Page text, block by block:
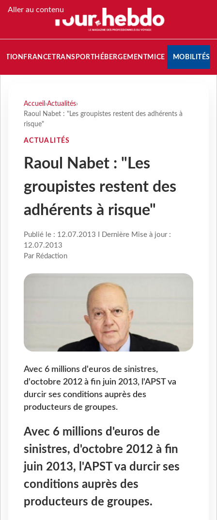
Aller au contenu
FRANCETRANSPORT HÉBERGEMENTMICE MOBILITÉS
Accueil ›Actualités›
Raoul Nabet : "Les groupistes restent des adhérents à
risque"
ACTUALITÉS
Raoul Nabet : "Les
groupistes restent des
adhérents à risque"
Publié le : 12.07.2013 I Dernière Mise à jour :
12.07.2013
Par Rédaction
Avec 6 millions d'euros de sinistres,
d'octobre 2012 à fin juin 2013, l'APST va
durcir ses conditions auprès des
producteurs de groupes.
Avec 6 millions d'euros de
sinistres, d'octobre 2012 à fin
juin 2013, l'APST va durcir ses
conditions auprès des
producteurs de groupes.